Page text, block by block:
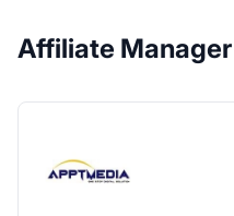
Affiliate Manager